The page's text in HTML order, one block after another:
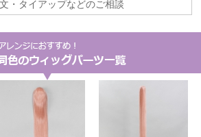
・タイアップなどのご相談